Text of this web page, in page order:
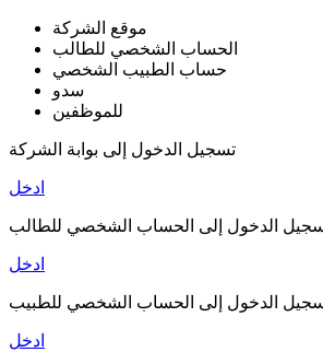
موقع الشركة
الحساب الشخصي للطالب
حساب الطبيب الشخصي
سدو
للموظفين
تسجيل الدخول إلى بوابة الشركة
ادخل
الدخول إلى الحساب الشخصي للطالب
ادخل
الدخول إلى الحساب الشخصي للطبيب
ادخل